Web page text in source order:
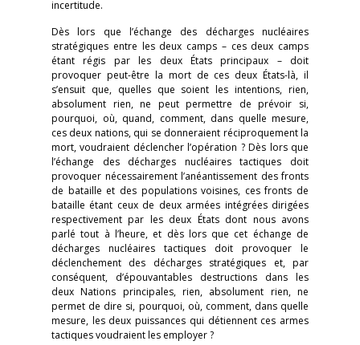
incertitude.
Dès lors que l’échange des décharges nucléaires
stratégiques entre les deux camps – ces deux camps
étant régis par les deux États principaux – doit
provoquer peut-être la mort de ces deux États-là, il
s’ensuit que, quelles que soient les intentions, rien,
absolument rien, ne peut permettre de prévoir si,
pourquoi, où, quand, comment, dans quelle mesure,
ces deux nations, qui se donneraient réciproquement la
mort, voudraient déclencher l’opération ? Dès lors que
l’échange des décharges nucléaires tactiques doit
provoquer nécessairement l’anéantissement des fronts
de bataille et des populations voisines, ces fronts de
bataille étant ceux de deux armées intégrées dirigées
respectivement par les deux États dont nous avons
parlé tout à l’heure, et dès lors que cet échange de
décharges nucléaires tactiques doit provoquer le
déclenchement des décharges stratégiques et, par
conséquent, d’épouvantables destructions dans les
deux Nations principales, rien, absolument rien, ne
permet de dire si, pourquoi, où, comment, dans quelle
mesure, les deux puissances qui détiennent ces armes
tactiques voudraient les employer ?